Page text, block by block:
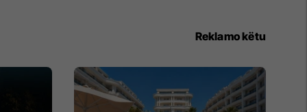
Reklamo këtu